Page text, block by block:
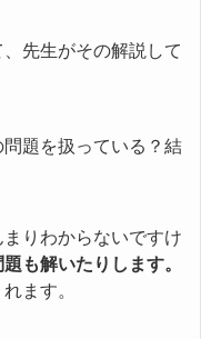
先生がその解説して
題を扱っている？結
りわからないですけ
も解いたりします。
ます。